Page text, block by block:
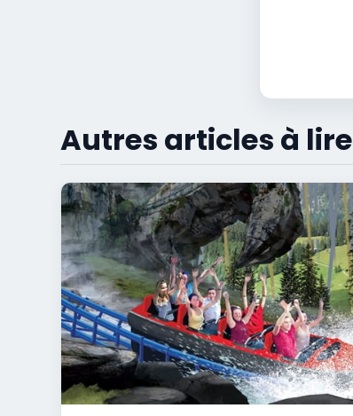
Autres articles à lire